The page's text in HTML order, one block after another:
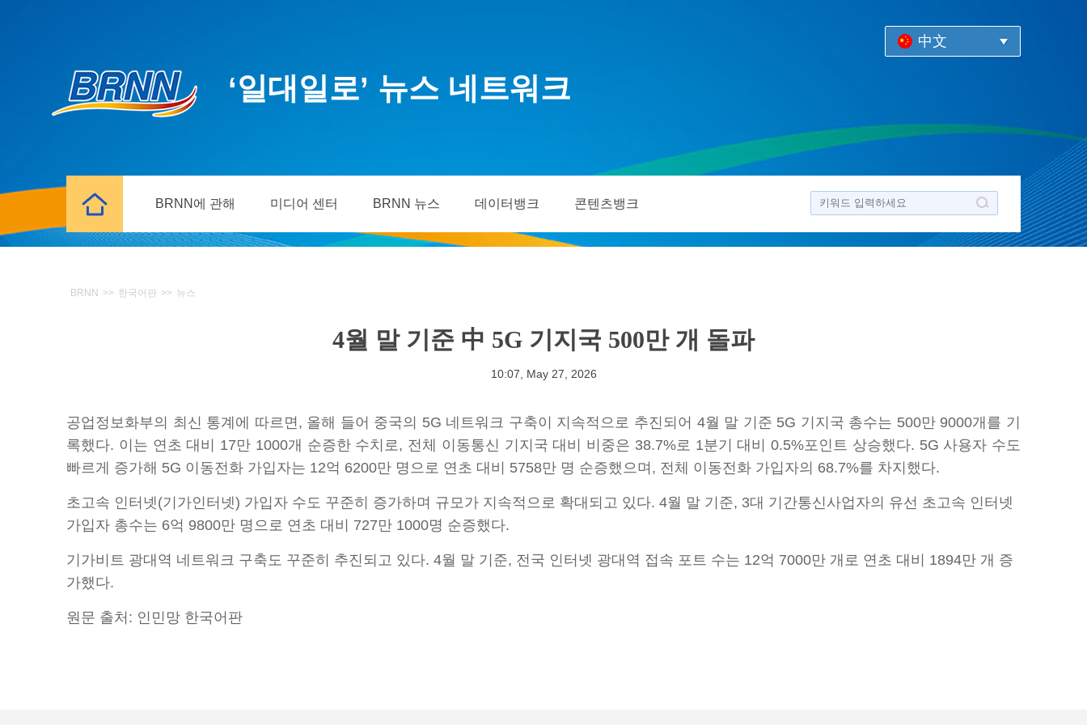
中文
‘일대일로’ 뉴스 네트워크
BRNN에 관해 미디어 센터 BRNN 뉴스 데이터뱅크 콘텐츠뱅크
BRNN >> 한국어판 >> 뉴스
4월 말 기준 中 5G 기지국 500만 개 돌파
10:07, May 27, 2026
공업정보화부의 최신 통계에 따르면, 올해 들어 중국의 5G 네트워크 구축이 지속적으로 추진되어 4월 말 기준 5G 기지국 총수는 500만 9000개를 기
록했다. 이는 연초 대비 17만 1000개 순증한 수치로, 전체 이동통신 기지국 대비 비중은 38.7%로 1분기 대비 0.5%포인트 상승했다. 5G 사용자 수도
빠르게 증가해 5G 이동전화 가입자는 12억 6200만 명으로 연초 대비 5758만 명 순증했으며, 전체 이동전화 가입자의 68.7%를 차지했다.
초고속 인터넷(기가인터넷) 가입자 수도 꾸준히 증가하며 규모가 지속적으로 확대되고 있다. 4월 말 기준, 3대 기간통신사업자의 유선 초고속 인터넷
가입자 총수는 6억 9800만 명으로 연초 대비 727만 1000명 순증했다.
기가비트 광대역 네트워크 구축도 꾸준히 추진되고 있다. 4월 말 기준, 전국 인터넷 광대역 접속 포트 수는 12억 7000만 개로 연초 대비 1894만 개 증
가했다.
원문 출처: 인민망 한국어판